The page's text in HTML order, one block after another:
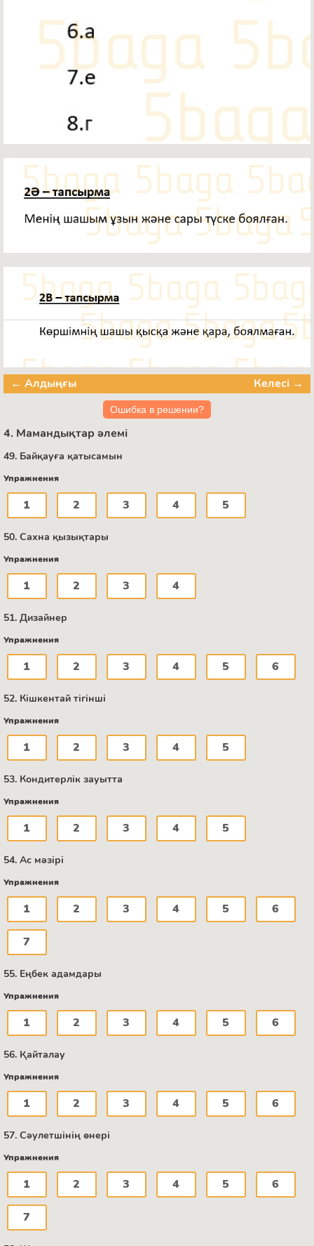
← Алдыңғы Келесі →
Ошибка в решении?
4. Мамандықтар әлемі
49. Байқауға қатысамын
Упражнения
1 2 3 4 5
50. Сахна қызықтары
Упражнения
1 2 3 4
51. Дизайнер
Упражнения
1 2 3 4 5 6
52. Кішкентай тігінші
Упражнения
1 2 3 4 5
53. Кондитерлік зауытта
Упражнения
1 2 3 4 5
54. Ас мәзірі
Упражнения
1 2 3 4 5 6
7
55. Еңбек адамдары
Упражнения
1 2 3 4 5 6
56. Қайталау
Упражнения
1 2 3 4 5 6
57. Сәулетшінің өнері
Упражнения
1 2 3 4 5 6
7